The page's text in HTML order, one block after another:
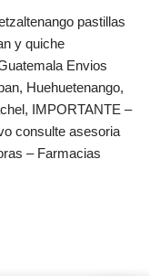
Envios
Huehuetenango,
IMPORTANTE –
consulte asesoria
– Farmacias